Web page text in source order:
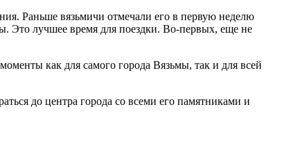
Раньше вязьмичи отмечали его в первую неделю
Это лучшее время для поездки. Во-первых, еще не
как для самого города Вязьмы, так и для всей
до центра города со всеми его памятниками и